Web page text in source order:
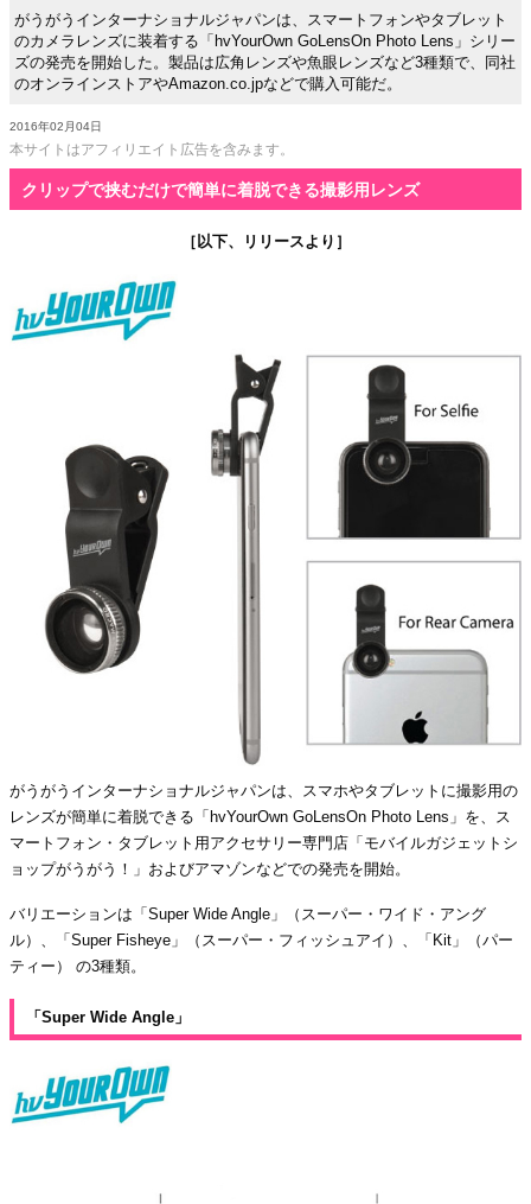
がうがうインターナショナルジャパンは、スマートフォンやタブレット
のカメラレンズに装着する「hvYourOwn GoLensOn Photo Lens」シリー
ズの発売を開始した。製品は広角レンズや魚眼レンズなど3種類で、同社
のオンラインストアやAmazon.co.jpなどで購入可能だ。
2016年02月04日
本サイトはアフィリエイト広告を含みます。
クリップで挟むだけで簡単に着脱できる撮影用レンズ
［以下、リリースより］
がうがうインターナショナルジャパンは、スマホやタブレットに撮影用の
レンズが簡単に着脱できる「hvYourOwn GoLensOn Photo Lens」を、ス
マートフォン・タブレット用アクセサリー専門店「モバイルガジェットシ
ョップがうがう！」およびアマゾンなどでの発売を開始。
バリエーションは「Super Wide Angle」（スーパー・ワイド・アング
ル）、「Super Fisheye」（スーパー・フィッシュアイ）、「Kit」（パー
ティー） の3種類。
「Super Wide Angle」